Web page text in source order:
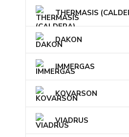
THERMASIS
DAKON
IMMERGAS
KOVARSON
VIADRUS